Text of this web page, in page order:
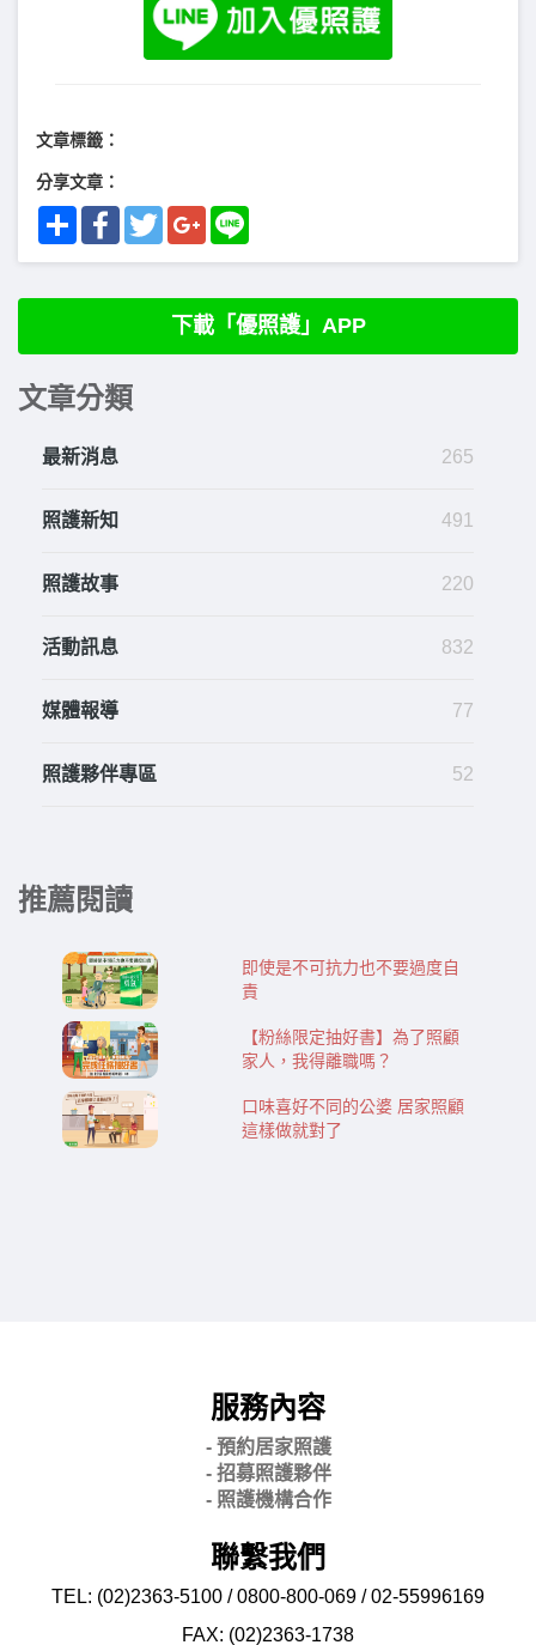
文章標籤：
分享文章：
Share FacebookTwitterGoogle+
下載「優照護」APP
文章分類
最新消息 265
照護新知 491
照護故事 220
活動訊息 832
媒體報導 77
照護夥伴專區 52
推薦閱讀
即使是不可抗力也不要過度自
責
【粉絲限定抽好書】為了照顧
家人，我得離職嗎？
口味喜好不同的公婆 居家照顧
這樣做就對了
服務內容
- 預約居家照護
- 招募照護夥伴
- 照護機構合作
聯繫我們
TEL: (02)2363-5100 / 0800-800-069 / 02-55996169
FAX: (02)2363-1738